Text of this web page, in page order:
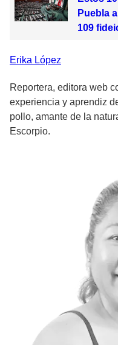
Puebla
109
Erika López
Reportera, editora web
experiencia y aprendiz
pollo, amante de la
Escorpio.